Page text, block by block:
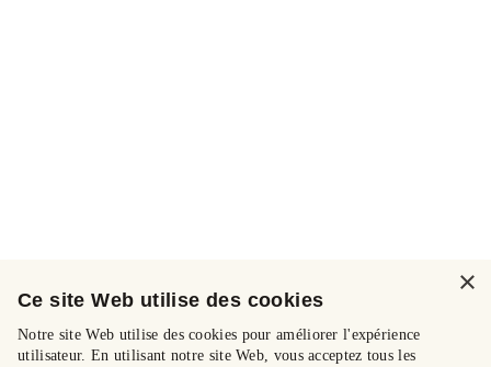
×
Ce site Web utilise des cookies
Notre site Web utilise des cookies pour améliorer l'expérience
utilisateur. En utilisant notre site Web, vous acceptez tous les